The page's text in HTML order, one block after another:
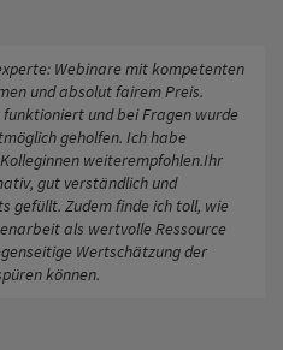
Webinare mit kompetenten
und absolut fairem Preis.
und bei Fragen wurde
geholfen. Ich habe
weiterempfohlen.Ihr
gut verständlich und
gefüllt. Zudem finde ich toll, wie
als wertvolle Ressource
Wertschätzung der
können.